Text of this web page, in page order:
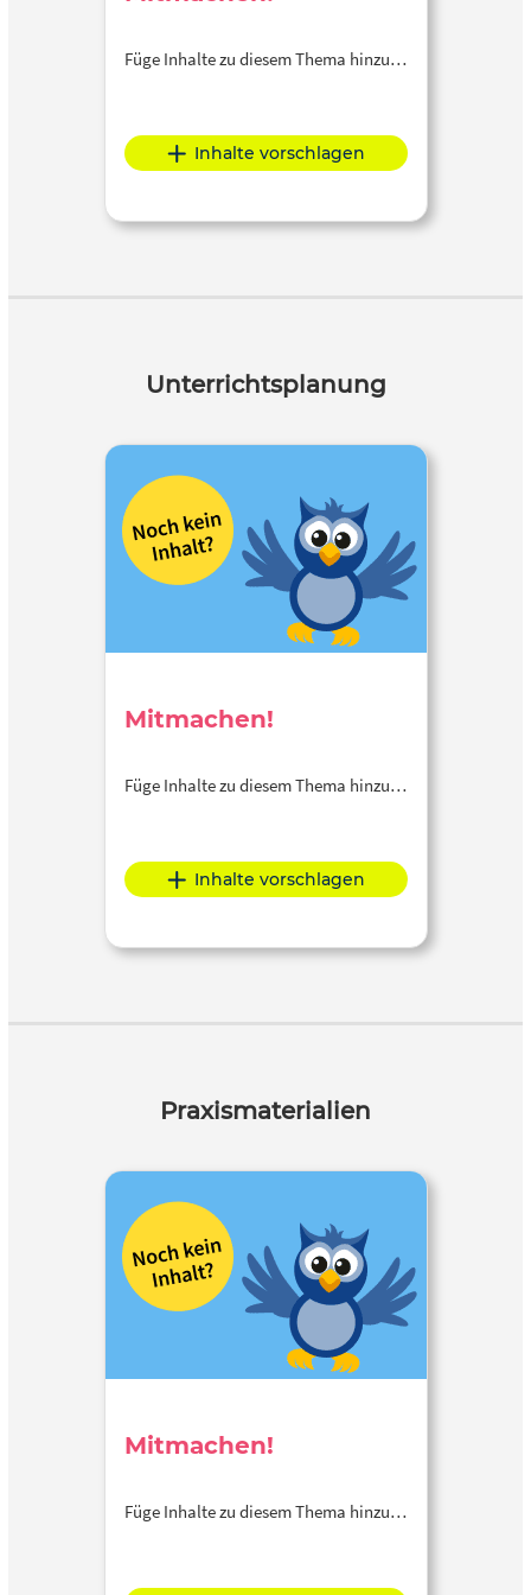
Füge Inhalte zu diesem Thema hinzu…
Inhalte vorschlagen
Unterrichtsplanung
Mitmachen!
Füge Inhalte zu diesem Thema hinzu…
Inhalte vorschlagen
Praxismaterialien
Mitmachen!
Füge Inhalte zu diesem Thema hinzu…